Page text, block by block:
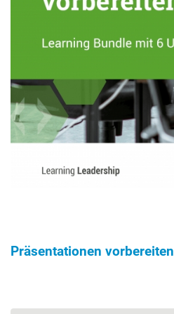
Präsentationen vorbereiten